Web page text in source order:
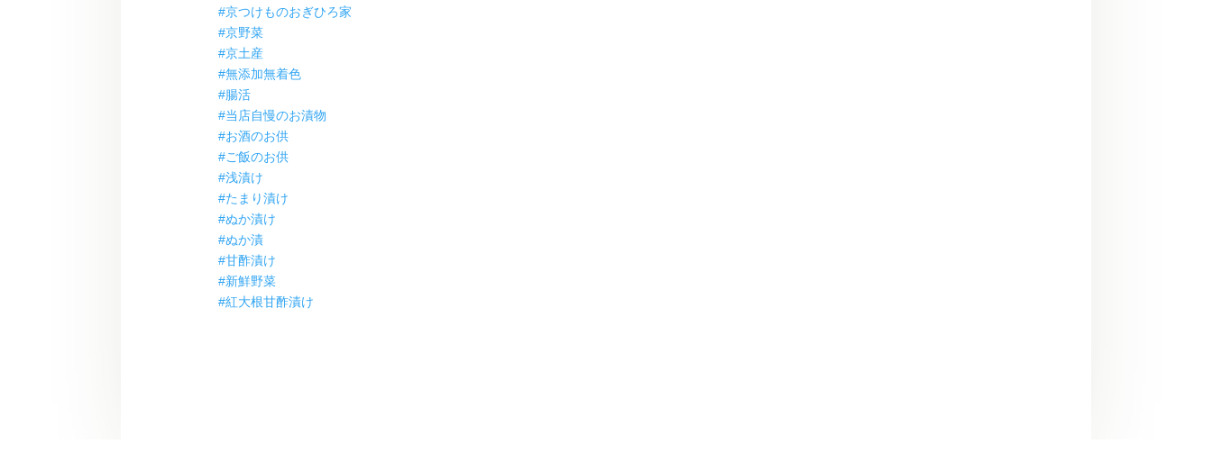
#京つけものおぎひろ家
#京野菜
#京土産
#無添加無着色
#腸活
#当店自慢のお漬物
#お酒のお供
#ご飯のお供
#浅漬け
#たまり漬け
#ぬか漬け
#ぬか漬
#甘酢漬け
#新鮮野菜
#紅大根甘酢漬け